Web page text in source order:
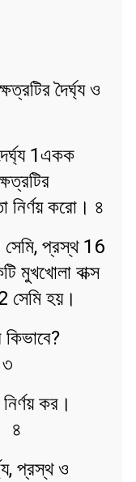
দৈর্ঘ্য ও
1একক
নির্ণয় করো। ৪
প্রস্থ 16
মুখখোলা বাক্স
2 সেমি হয়।
কিভাবে?
নির্ণয় কর।
প্রস্থ ও